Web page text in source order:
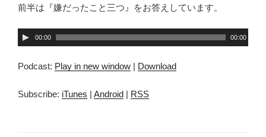
前半は『嫌だったこと三つ』をお答えしています。
音
声
プ
ー
00:00 00:00
Podcast: Play in new window | Download
Subscribe: iTunes | Android | RSS